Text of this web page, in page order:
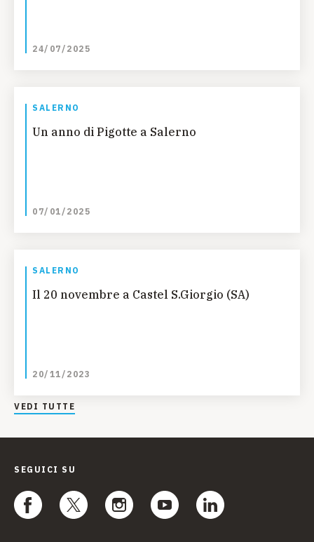
24/07/2025
SALERNO
Un anno di Pigotte a Salerno
07/01/2025
SALERNO
Il 20 novembre a Castel S.Giorgio (SA)
20/11/2023
VEDI TUTTE
SEGUICI SU